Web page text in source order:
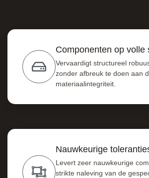
Componenten op volle
Vervaardigt structureel
zonder afbreuk te doen aan
materiaalintegriteit.
Nauwkeurige
Levert zeer nauwkeurige
strikte naleving van de